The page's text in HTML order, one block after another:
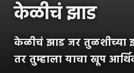
केळीचं झाड
केळीचं झाड जर तुळशीच्या
तर तुम्हाला याचा खूप